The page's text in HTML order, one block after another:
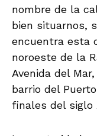
nombre de la
bien situarnos,
encuentra esta
noroeste de la
Avenida del
barrio del
finales del siglo